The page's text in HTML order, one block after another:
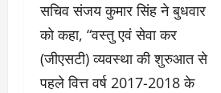
सचिव संजय कुमार सिंह ने बुधवार
को कहा, “वस्तु एवं सेवा कर
(जीएसटी) व्यवस्था की शुरुआत से
पहले वित्त वर्ष 2017-2018 के